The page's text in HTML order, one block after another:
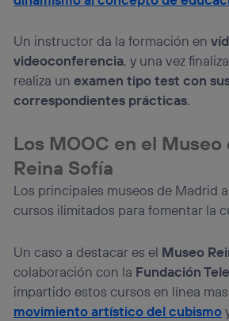
Un instructor da la formación en
videoconferencia, y una vez
realiza unexamen tipo test con
correspondientes prácticas.
Los MOOC en el
Reina Sofía
Los principales museos de Madrid
cursos ilimitados para fomentar la
Un caso a destacar es el Museo
colaboración con la Fundación
impartido estos cursos en línea
movimiento artístico del cubismo
Si utilizasdatos móviles, el
navegación del usuario del móvil.
Puedes gestionar los consentimientos
“Administrar Utiq” en la parte inferior
visitando el portal de privacidad de
(“consenthub”). Para más